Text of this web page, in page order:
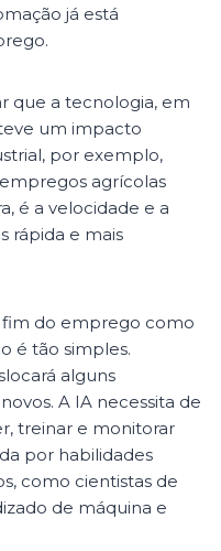
já está
que a tecnologia, em
um impacto
por exemplo,
agrícolas
é a velocidade e a
rápida e mais
fim do emprego como
é tão simples.
alguns
A IA necessita de
treinar e monitorar
por habilidades
como cientistas de
de máquina e